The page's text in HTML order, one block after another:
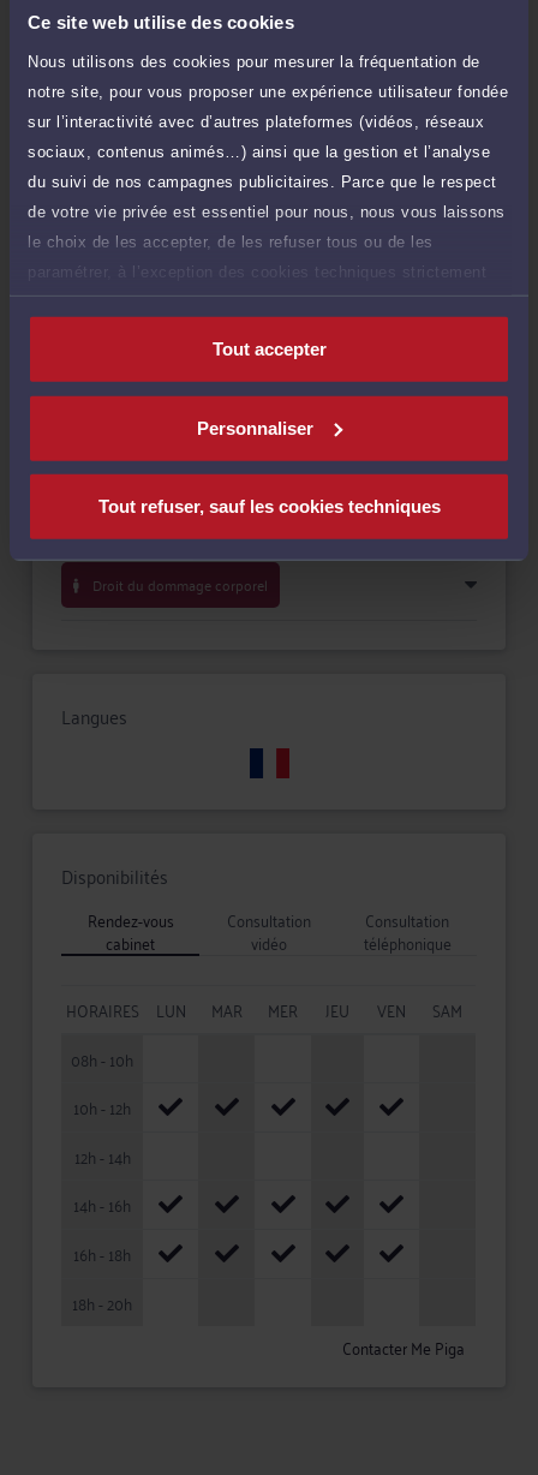
Ce site web utilise des cookies
Nous utilisons des cookies pour mesurer la fréquentation de
notre site, pour vous proposer une expérience utilisateur fondée
sur l’interactivité avec d’autres plateformes (vidéos, réseaux
sociaux, contenus animés…) ainsi que la gestion et l’analyse
du suivi de nos campagnes publicitaires. Parce que le respect
de votre vie privée est essentiel pour nous, nous vous laissons
le choix de les accepter, de les refuser tous ou de les
paramétrer, à l’exception des cookies techniques strictement
nécessaires au fonctionnement du site.
Tout accepter
Personnaliser
Tout refuser, sauf les cookies techniques
de 1.000 caractères)
Poser une question
Consultation écrite
Etude de votre dossier + possibilité
d'ajout d'une pièce jointe
300 €
Consulter par écrit
Compétences
Procédure civile
Droit des assurances
Droit du dommage corporel
Langues
Disponibilités
Rendez-vous
cabinet
Consultation
vidéo
Consultation
téléphonique
HORAIRES LUN MAR MER JEU VEN
SAM
08h - 10h
10h - 12h
12h - 14h
14h - 16h
16h - 18h
18h - 20h
Contacter Me Piga